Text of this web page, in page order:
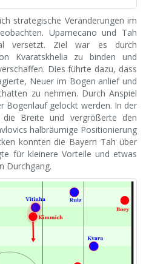
strategische Veränderungen im
Upamecano und Tah
versetzt. Ziel war es durch
Kvaratskhelia zu binden und
Dies führte dazu, dass
Neuer im Bogen anlief und
zu nehmen. Durch Anspiel
Bogenlauf gelockt werden. In der
Breite und vergrößerte den
halbräumige Positionierung
konnten die Bayern Tah über
für kleinere Vorteile und etwas
Durchgang.